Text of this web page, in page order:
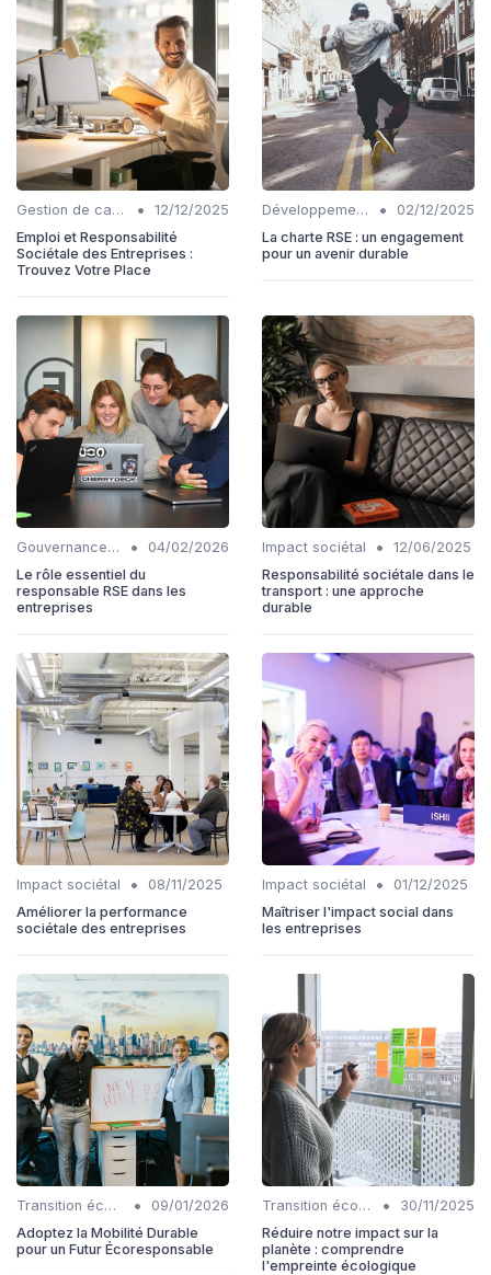
Gestion de carrière •
12/12/2025
Emploi et Responsabilité
Sociétale des Entreprises :
Trouvez Votre Place
Développement Durable •
02/12/2025
La charte RSE : un engagement
pour un avenir durable
Gouvernance transparente •
04/02/2026
Le rôle essentiel du
responsable RSE dans les
entreprises
Impact sociétal •
12/06/2025
Responsabilité sociétale dans le
transport : une approche
durable
Impact sociétal •
08/11/2025
Améliorer la performance
sociétale des entreprises
Impact sociétal •
01/12/2025
Maîtriser l'impact social dans
les entreprises
Transition écologique •
09/01/2026
Adoptez la Mobilité Durable
pour un Futur Écoresponsable
Transition écologique •
30/11/2025
Réduire notre impact sur la
planète : comprendre
l'empreinte écologique